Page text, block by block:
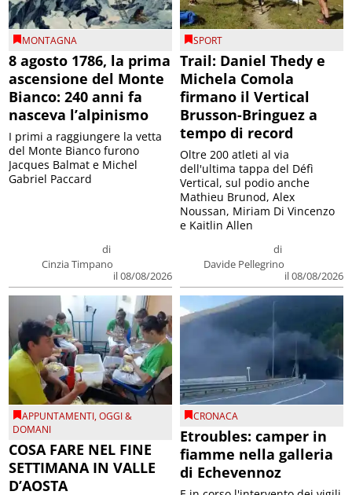
MONTAGNA
8 agosto 1786, la prima
ascensione del Monte
Bianco: 240 anni fa
nasceva l’alpinismo
di
Cinzia Timpano
il 08/08/2026
I primi a raggiungere la vetta
del Monte Bianco furono
Jacques Balmat e Michel
Gabriel Paccard
SPORT
Trail: Daniel Thedy e
Michela Comola
firmano il Vertical
Brusson-Bringuez a
tempo di record
di
Davide Pellegrino
il 08/08/2026
Oltre 200 atleti al via
dell'ultima tappa del Défì
Vertical, sul podio anche
Mathieu Brunod, Alex
Noussan, Miriam Di Vincenzo
e Kaitlin Allen
APPUNTAMENTI,OGGI &
DOMANI
COSA FARE NEL FINE
SETTIMANA IN VALLE
D’AOSTA
CRONACA
Etroubles: camper in
fiamme nella galleria
di Echevennoz